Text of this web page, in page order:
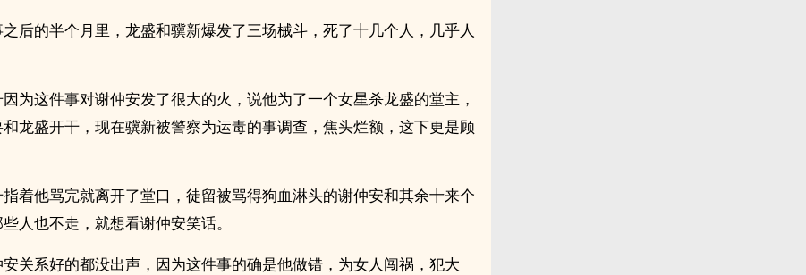
后的半个月里，龙盛和骥新爆发了三场械斗，死了十几个人，几乎人
为这件事对谢仲安发了很大的火，说他为了一个女星杀龙盛的堂主，
龙盛开干，现在骥新被警察为运毒的事调查，焦头烂额，这下更是顾
着他骂完就离开了堂口，徒留被骂得狗血淋头的谢仲安和其余十来个
人也不走，就想看谢仲安笑话。
关系好的都没出声，因为这件事的确是他做错，为女人闯祸，犯大